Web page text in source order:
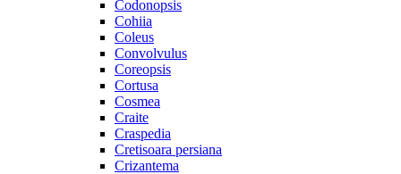
Codonopsis
Cohiia
Coleus
Convolvulus
Coreopsis
Cortusa
Cosmea
Craite
Craspedia
Cretisoara persiana
Crizantema